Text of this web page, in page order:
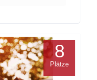
8
Plätze